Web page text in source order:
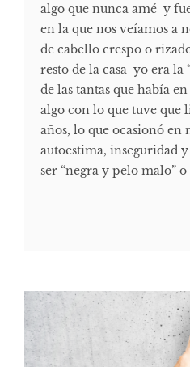
algo que nunca amé y
en la que nos veíamos a
de cabello crespo o
resto de la casa yo era la
de las tantas que había
algo con lo que tuve que
años, lo que ocasionó en
autoestima, inseguridad
ser “negra y pelo malo”